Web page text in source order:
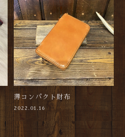
薄コンパクト財布
2022.01.16